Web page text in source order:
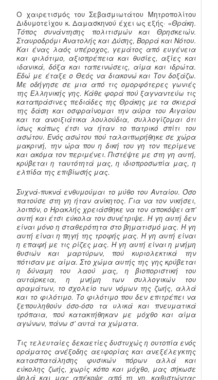
Ο χαιρετισμός του Σεβασμιωτάτου Μητροπολίτου
Διδυμοτείχου κ. Δαμασκηνού έχει ως εξής· «Θράκη.
Τόπος συνάντησης πολιτισμών και Θρησκειών.
Σταυροδρόμι Ανατολής και Δύσης, Βορρά και Νότου.
Και ένας λαός υπέροχος, γεμάτος από ευγένεια
και φιλότιμο, αξιοπρέπεια και θυσίες, αξίες και
ιδανικά, δόξα και ταπεινώσεις, αίμα και ιδρώτα.
Εδώ με έταξε ο Θεός να διακονώ και Τον δοξάζω.
Με οδήγησε σε μια από τις ομορφότερες γωνιές
της Ελληνικής γης. Κάθε φορά πού ξαγναντεύω τις
καταπράσινες πεδιάδες της Θράκης με τα σκιερά
της δάση και οσφραίνομαι την αύρα του Αιγαίου
και τα ανοιξιάτικα λουλούδια, συλλογίζομαι ότι
ίσως κάπως έτσι να ήταν το πατρικό σπίτι του
ασώτου. Ενός ασώτου πού ταλαιπωρήθηκε σε χώρα
μακρινή, την ώρα που η δική του γη τον περίμενε
και ακόμα τον περιμένει. Πιστέψτε με στη γη αυτή,
κρύβεται η ταυτότητά μας, η ιδιοπροσωπία μας, η
ελπίδα της επιβίωσής μας.
Συχνά-πυκνά ενθυμούμαι το μύθο του Ανταίου. Όσο
πατούσε στη γη ήταν ανίκητος. Για να τον νικήσει,
λοιπόν, ο Ηρακλής χρειάσθηκε να τον αποκόψει απ’
αυτή και έτσι εύκολα τον συνέτριψε. Η γη αυτή δεν
είναι μόνο η σταθερότητα στο βηματισμό μας. Η γη
αυτή είναι η πηγή της τροφής μας. Η γη αυτή είναι
η επαφή με τις ρίζες μας. Η γη αυτή είναι η μνήμη
θυσιών και μαρτύρων, πού κυριολεκτικά την
πότισαν με αίμα. Στο χώμα αυτής της γης κρύβεται
η δύναμη του λαού μας, η βιοποριστική του
αυτάρκεια, η μνήμη των συλλογικών του
οραμάτων, το σχολείο των νόμων της ζωής, αλλά
και το φιλότιμο. Το φιλότιμο που δεν επιτρέπει να
ξεπουληθούν όσο-όσο τα υλικά και πνευματικά
τρόπαια, πού κατακτήθηκαν με μόχθο και αίμα
αγώνων, πάνω σ’ αυτά τα χώματα.
Τις τελευταίες δεκαετίες δυστυχώς η ουτοπία ενός
οράματος ανέξοδης αειφορίας και ανεξέλεγκτης
κατασπατάλησης φυσικών πόρων αλλά και
εύκολης ζωής, χωρίς κόπο και μόχθο, μας σήκωσε
ψηλά και μας απέκοψε από τη γη, καθιστώντας